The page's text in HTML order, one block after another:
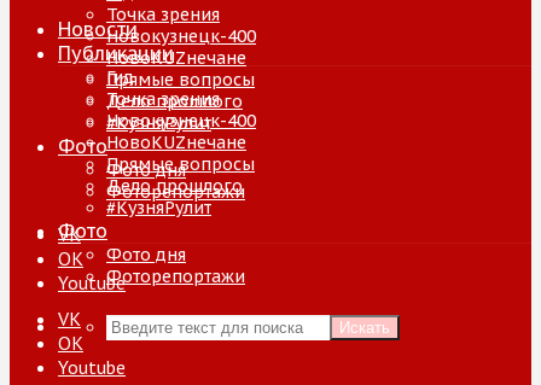
Точка зрения
Новокузнецк-400
НовоKUZнечане
Прямые вопросы
Дело прошлого
#КузняРулит
Фото
Фото дня
Фоторепортажи
VK
ОК
Youtube
Искать
Новости
Публикации
Гид
Точка зрения
Новокузнецк-400
НовоKUZнечане
Прямые вопросы
Дело прошлого
#КузняРулит
Фото
Фото дня
Фоторепортажи
VK
ОК
Youtube